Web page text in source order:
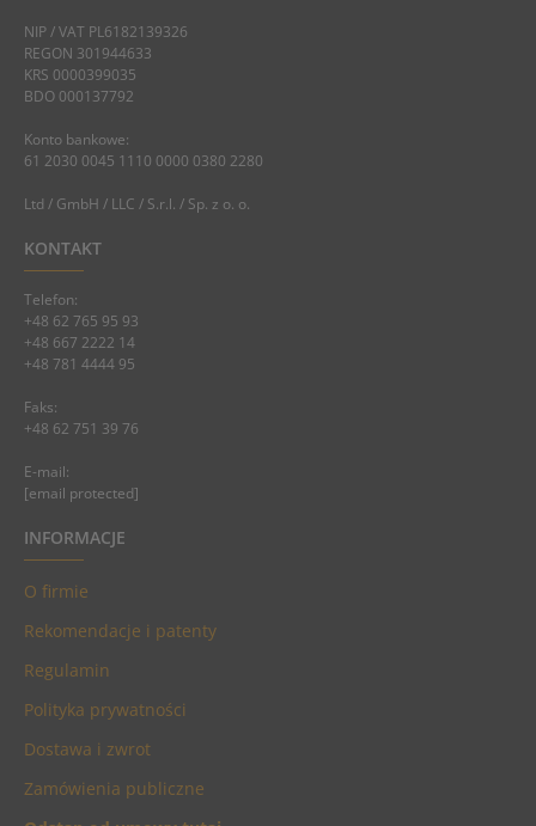
NIP / VAT PL6182139326
REGON 301944633
KRS 0000399035
BDO 000137792
Konto bankowe:
61 2030 0045 1110 0000 0380 2280
Ltd / GmbH / LLC / S.r.l. / Sp. z o. o.
KONTAKT
Telefon:
+48 62 765 95 93
+48 667 2222 14
+48 781 4444 95
Faks:
+48 62 751 39 76
E-mail:
[email protected]
INFORMACJE
O firmie
Rekomendacje i patenty
Regulamin
Polityka prywatności
Dostawa i zwrot
Zamówienia publiczne